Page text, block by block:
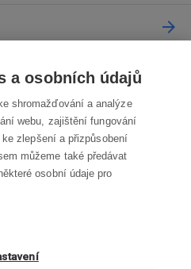
a osobních údajů
shromažďování a analýze
webu, zajištění fungování
zlepšení a přizpůsobení
můžeme také předávat
osobní údaje pro